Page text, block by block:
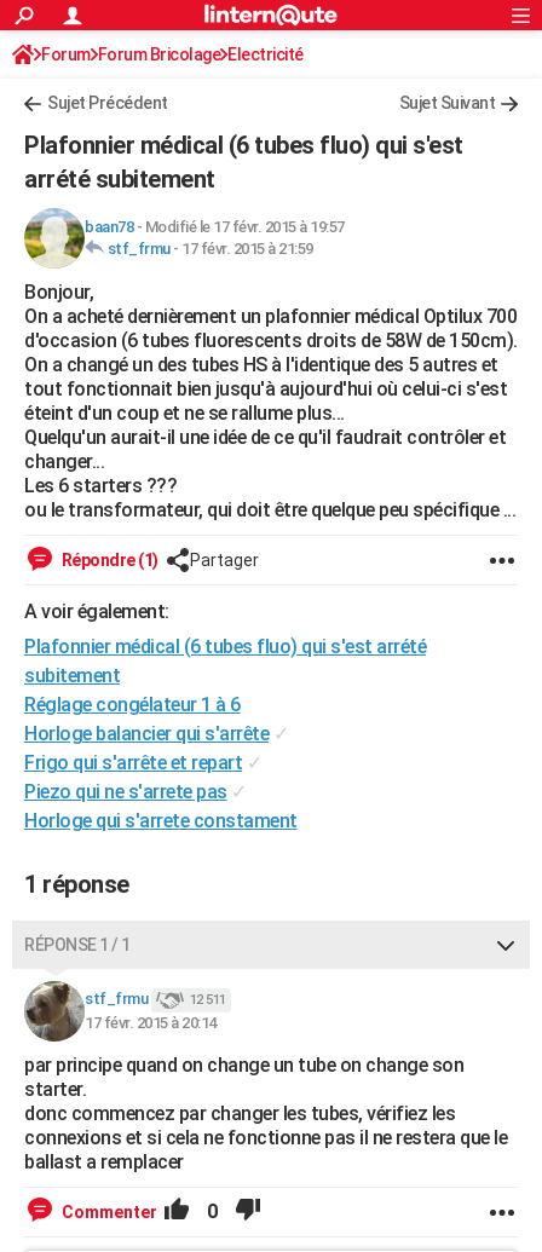
ACTUALITÉS
Politique
Société
Faits Divers
Education
Monde
Villes
+
Programme TV
Streaming
Cinéma
Sorties cinéma
Musique
FINANCE
Retraite
Impôts
Epargne
Immobilier
Risques naturels par ville
Banque
Assurance
Crédit
AUTO
Essais
Réserver un essai
Citadines
Berlines
SUV
Forum auto
HIGH-TECH
Mobiles
Meilleur smartphone
Internet
Ordinateurs
Jeux vidéo
Guide high-tech
+BRICOLAGE
Forum
Aménagement intérieur
Extérieur
Cuisine
Salle de bains
Jardinage
Rangement
WEEK-END
Guides de France
Escapades
Patrimoine
Expositions
Musées
Week-end nature
+LIFESTYLE
Art de vivre
Bien-être
Loisirs
Mode
Modes de vie
SANTE
Alimentation
Guide de la santé
Maladies
Médicaments
Sommeil
VOYAGE
Destinations
City break
Voyage nature
Voyage de noces
Forum
Climat
PHOTO
GUIDES D'ACHAT
BONS PLANS
CARTE DE VOEUX
Carte de Noël
Carte Bonne année
Carte Saint-Valentin
Carte Pâques
Carte d'anniversaire
DICTIONNAIRE
Dictionnaire
Biographies
Citations
Expressions
Proverbes
PROGRAMME TV
Bricolage
Lifestyle
Culture
Sport
Auto
Television
Voyage
Cinema
S'inscrire
Connexion
Forum Forum Bricolage Electricité
Sujet Précédent Sujet Suivant
Plafonnier médical (6 tubes fluo) qui s'est
arrété subitement
baan78- Modifié le 17 févr. 2015 à 19:57
stf_frmu- 17 févr. 2015 à 21:59
Bonjour,
On a acheté dernièrement un plafonnier médical Optilux 700
d'occasion (6 tubes fluorescents droits de 58W de 150cm).
On a changé un des tubes HS à l'identique des 5 autres et
tout fonctionnait bien jusqu'à aujourd'hui où celui-ci s'est
éteint d'un coup et ne se rallume plus...
Quelqu'un aurait-il une idée de ce qu'il faudrait contrôler et
changer...
Les 6 starters ???
ou le transformateur, qui doit être quelque peu spécifique ...
Répondre (1) Partager
A voir également:
Plafonnier médical (6 tubes fluo) qui s'est arrété
subitement
Réglage congélateur 1 à 6
Horloge balancier qui s'arrête ✓
Frigo qui s'arrête et repart ✓
Piezo qui ne s'arrete pas ✓
Horloge qui s'arrete constament
1 réponse
RÉPONSE 1 / 1
stf_frmu 12 511
17 févr. 2015 à 20:14
par principe quand on change un tube on change son
starter.
donc commencez par changer les tubes, vérifiez les
connexions et si cela ne fonctionne pas il ne restera que le
ballast a remplacer
Commenter 0